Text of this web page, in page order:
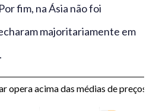
fim, na Ásia não foi
majoritariamente em
opera acima das médias de preços